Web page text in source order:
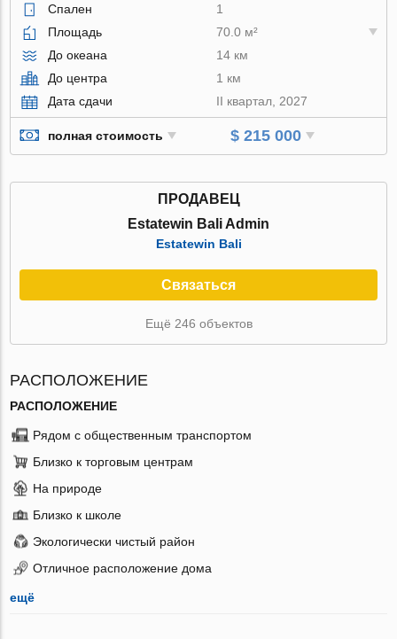
Спален
1
Площадь
70.0 м²
До океана
14 км
До центра
1 км
Дата сдачи
II квартал, 2027
полная стоимость $ 215 000
ПРОДАВЕЦ
Estatewin Bali Admin
Estatewin Bali
Связаться
Ещё 246 объектов
РАСПОЛОЖЕНИЕ
РАСПОЛОЖЕНИЕ
Рядом с общественным транспортом
Близко к торговым центрам
На природе
Близко к школе
Экологически чистый район
Отличное расположение дома
ещё